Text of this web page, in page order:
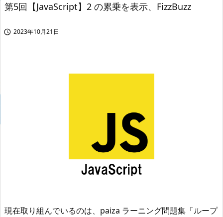
第5回【JavaScript】2 の累乗を表示、FizzBuzz
 2023年10月21日
現在取り組んでいるのは、paiza ラーニング問題集「ループ